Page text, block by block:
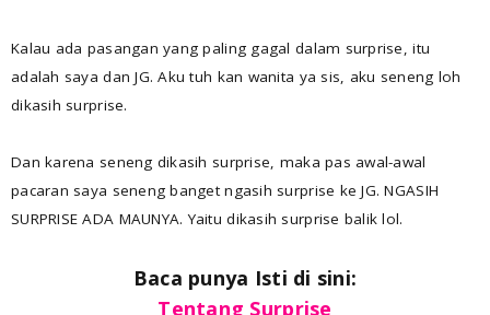
Kalau ada pasangan yang paling gagal dalam surprise, itu
adalah saya dan JG. Aku tuh kan wanita ya sis, aku seneng loh
dikasih surprise.
Dan karena seneng dikasih surprise, maka pas awal-awal
pacaran saya seneng banget ngasih surprise ke JG. NGASIH
SURPRISE ADA MAUNYA. Yaitu dikasih surprise balik lol.
Baca punya Isti di sini:
Tentang Surprise